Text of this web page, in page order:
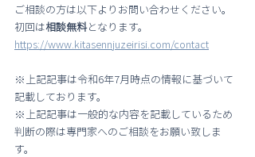
ご相談の方は以下よりお問い合わせください。
初回は相談無料となります。
https://www.kitasennjuzeirisi.com/contact
※上記記事は令和6年7月時点の情報に基づいて
記載しております。
※上記記事は一般的な内容を記載しているため
判断の際は専門家へのご相談をお願い致しま
す。